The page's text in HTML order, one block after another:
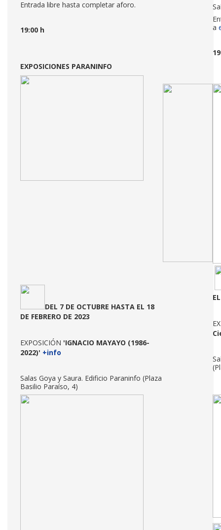
Entrada libre hasta completar aforo.
19:00 h
a
EXPOSICIONES PARANINFO
DEL 7 DE OCTUBRE HASTA EL 18
DE FEBRERO DE 2023
EXPOSICIÓN 'IGNACIO MAYAYO (1986-
2022)' +info
Salas Goya y Saura. Edificio Paraninfo (Plaza
Basilio Paraíso, 4)